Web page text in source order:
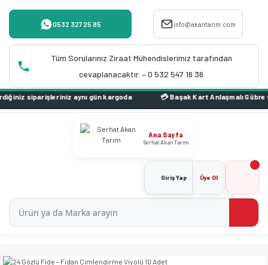
0532 327 25 85 info@akantarim.com
Tüm Sorularınız Ziraat Mühendislerimiz tarafından
cevaplanacaktır. – 0 532 547 16 36
gün kargoda
Ana Sayfa
Serhat Akan Tarım
Giriş Yap Üye Ol